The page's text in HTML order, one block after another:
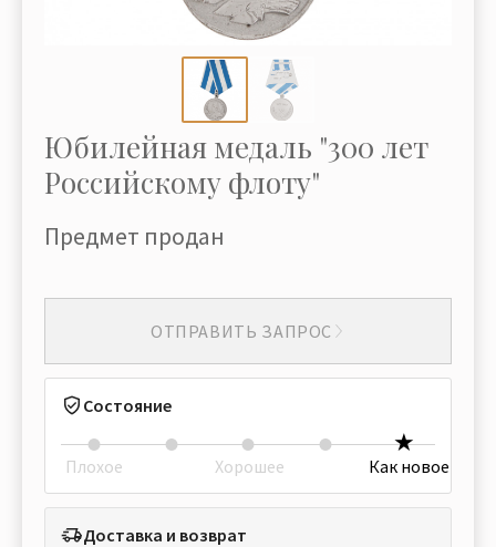
Юбилейная медаль "300 лет
Российскому флоту"
Предмет продан
ОТПРАВИТЬ ЗАПРОС
Состояние
Плохое Хорошее Как новое
Доставка и возврат